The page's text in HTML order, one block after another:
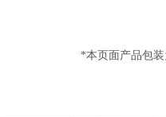
*本页面产品包